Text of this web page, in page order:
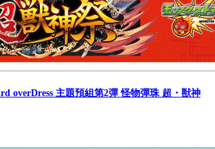
overDress 主題預組第2彈 怪物彈珠 超・獣神